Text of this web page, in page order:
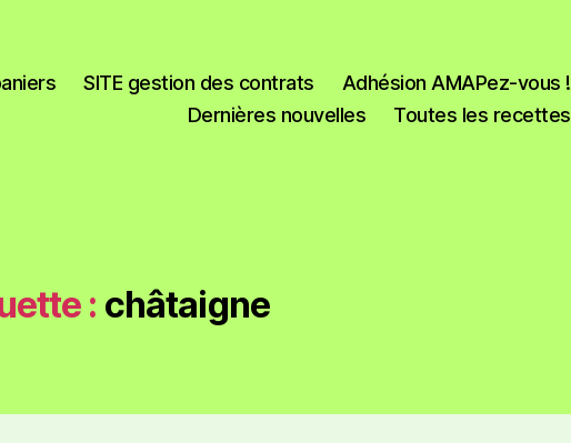
SITE gestion des contrats
Adhésion AMAPez-vous !
Dernières nouvelles
Toutes les recettes
: châtaigne